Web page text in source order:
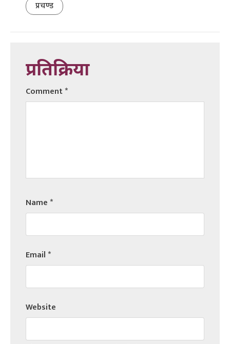
प्रचण्ड
प्रतिक्रिया
Comment*
Name*
Email*
Website